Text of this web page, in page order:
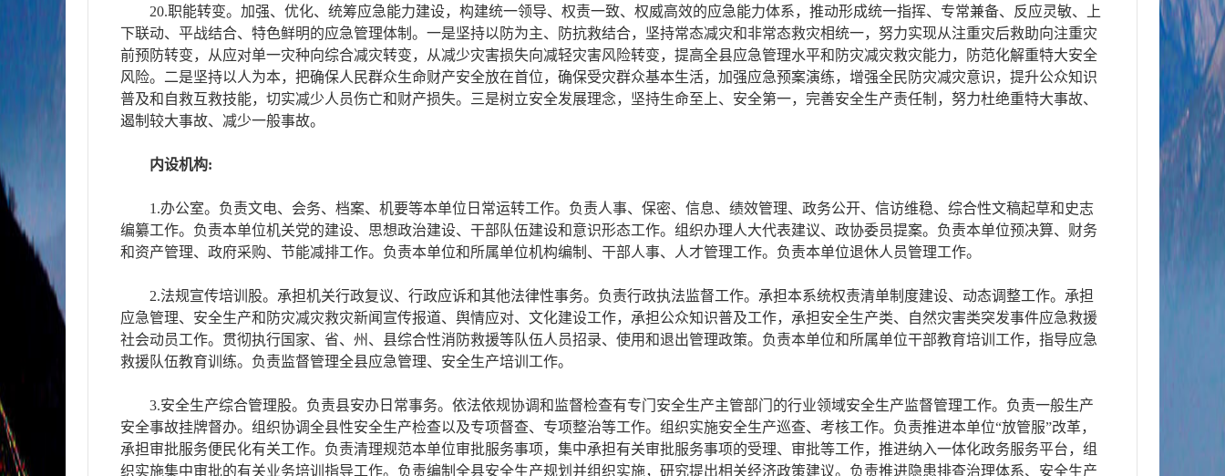
20.职能转变。加强、优化、统筹应急能力建设，构建统一领导、权责一致、权威高效的应急能力体系，推动形成统一指挥、专常兼备、反应灵敏、上
下联动、平战结合、特色鲜明的应急管理体制。一是坚持以防为主、防抗救结合，坚持常态减灾和非常态救灾相统一，努力实现从注重灾后救助向注重灾
前预防转变，从应对单一灾种向综合减灾转变，从减少灾害损失向减轻灾害风险转变，提高全县应急管理水平和防灾减灾救灾能力，防范化解重特大安全
风险。二是坚持以人为本，把确保人民群众生命财产安全放在首位，确保受灾群众基本生活，加强应急预案演练，增强全民防灾减灾意识，提升公众知识
普及和自救互救技能，切实减少人员伤亡和财产损失。三是树立安全发展理念，坚持生命至上、安全第一，完善安全生产责任制，努力杜绝重特大事故、
遏制较大事故、减少一般事故。
内设机构:
1.办公室。负责文电、会务、档案、机要等本单位日常运转工作。负责人事、保密、信息、绩效管理、政务公开、信访维稳、综合性文稿起草和史志
编纂工作。负责本单位机关党的建设、思想政治建设、干部队伍建设和意识形态工作。组织办理人大代表建议、政协委员提案。负责本单位预决算、财务
和资产管理、政府采购、节能减排工作。负责本单位和所属单位机构编制、干部人事、人才管理工作。负责本单位退休人员管理工作。
2.法规宣传培训股。承担机关行政复议、行政应诉和其他法律性事务。负责行政执法监督工作。承担本系统权责清单制度建设、动态调整工作。承担
应急管理、安全生产和防灾减灾救灾新闻宣传报道、舆情应对、文化建设工作，承担公众知识普及工作，承担安全生产类、自然灾害类突发事件应急救援
社会动员工作。贯彻执行国家、省、州、县综合性消防救援等队伍人员招录、使用和退出管理政策。负责本单位和所属单位干部教育培训工作，指导应急
救援队伍教育训练。负责监督管理全县应急管理、安全生产培训工作。
3.安全生产综合管理股。负责县安办日常事务。依法依规协调和监督检查有专门安全生产主管部门的行业领域安全生产监督管理工作。负责一般生产
安全事故挂牌督办。组织协调全县性安全生产检查以及专项督查、专项整治等工作。组织实施安全生产巡查、考核工作。负责推进本单位“放管服”改革，
承担审批服务便民化有关工作。负责清理规范本单位审批服务事项，集中承担有关审批服务事项的受理、审批等工作，推进纳入一体化政务服务平台，组
织实施集中审批的有关业务培训指导工作。负责编制全县安全生产规划并组织实施，研究提出相关经济政策建议。负责推进隐患排查治理体系、安全生产